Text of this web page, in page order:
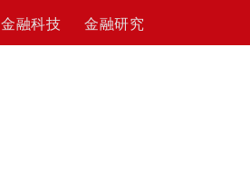
金融科技 金融研究